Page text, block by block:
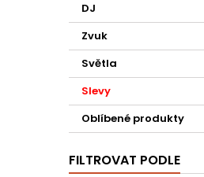
DJ
Zvuk
Světla
Slevy
Oblíbené produkty
FILTROVAT PODLE